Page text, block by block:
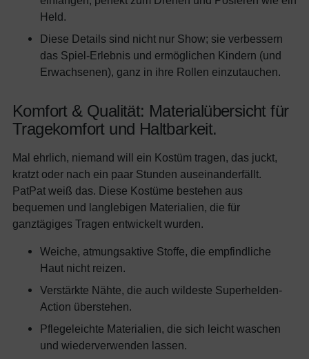
Held.
Diese Details sind nicht nur Show; sie verbessern
das Spiel-Erlebnis und ermöglichen Kindern (und
Erwachsenen), ganz in ihre Rollen einzutauchen.
Komfort & Qualität: Materialübersicht für
Tragekomfort und Haltbarkeit.
Mal ehrlich, niemand will ein Kostüm tragen, das juckt,
kratzt oder nach ein paar Stunden auseinanderfällt.
PatPat weiß das. Diese Kostüme bestehen aus
bequemen und langlebigen Materialien, die für
ganztägiges Tragen entwickelt wurden.
Weiche, atmungsaktive Stoffe, die empfindliche
Haut nicht reizen.
Verstärkte Nähte, die auch wildeste Superhelden-
Action überstehen.
Pflegeleichte Materialien, die sich leicht waschen
und wiederverwenden lassen.